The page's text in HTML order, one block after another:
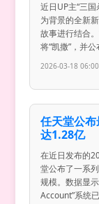
近日UP主“三
为背景的全新
故事进行结合
将“凯撒”，并
2026-03-18
任天堂公
达1.28亿
在近日发布的
堂公布了一系
规模。数据显
Account”系统